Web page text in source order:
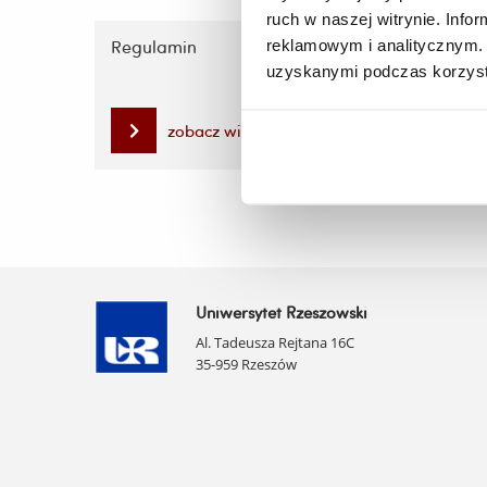
ruch w naszej witrynie.
reklamowym i
uzyskanymi podczas
Regulamin
zobacz więcej
Uniwersytet Rzeszowski
Al. Tadeusza Rejtana 16C
35-959 Rzeszów